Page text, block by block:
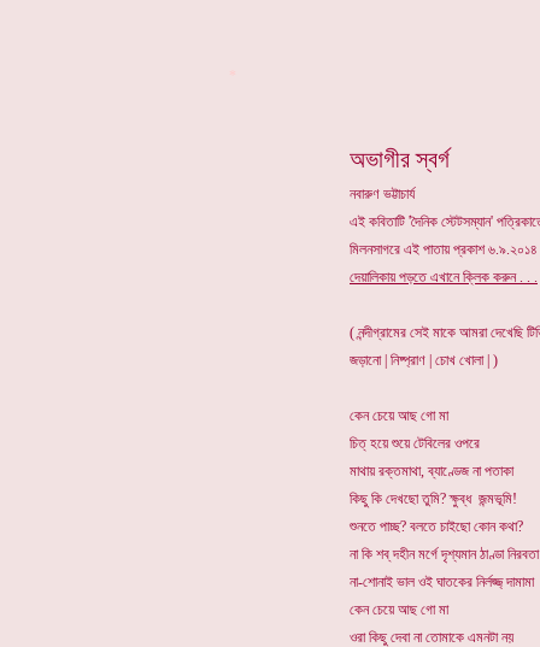
অভাগীর স্বর্গ
নবারুণ ভট্টাচার্য
এই কবিতাটি 'দৈনিক স্টেটসম্যান'
মিলনসাগরে এই পাতায় প্রকাশ
দেয়ালিকায় পড়তে এখানে ক্লিক করুন . . .
( নন্দীগ্রামের সেই মাকে আমরা দেখেছি
জড়ানো | নিষ্প্রাণ | চোখ খোলা | )
কেন চেয়ে আছ গো মা
চিত্ হয়ে শুয়ে টেবিলের ওপরে
মাথায় রক্তমাথা, ব্যাণ্ডেজ না পতাকা
কিছু কি দেখছো তুমি? ক্ষুব্ধ জন্মভূমি!
শুনতে পাচ্ছ? বলতে চাইছো কোন কথা?
না কি শব্ দহীন মর্গে দৃশ্যমান ঠাণ্ডা
না-শোনাই ভাল ওই ঘাতকের নির্লজ্জ্ দামামা
কেন চেয়ে আছ গো মা
ওরা কিছু দেবা না তোমাকে এমনটা নয়